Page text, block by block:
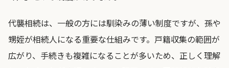
代襲相続は、一般の方には馴染みの薄い制度ですが、孫や
甥姪が相続人になる重要な仕組みです。戸籍収集の範囲が
広がり、手続きも複雑になることが多いため、正しく理解